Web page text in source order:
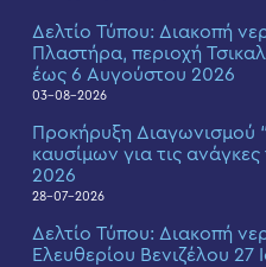
Δελτίο Τύπου: Διακοπή
Πλαστήρα, περιοχή
έως 6 Αυγούστου 2026
03-08-2026
Προκήρυξη Διαγωνισμού
καυσίμων για τις
2026
28-07-2026
Δελτίο Τύπου: Διακοπή
Ελευθερίου Βενιζέλου 27